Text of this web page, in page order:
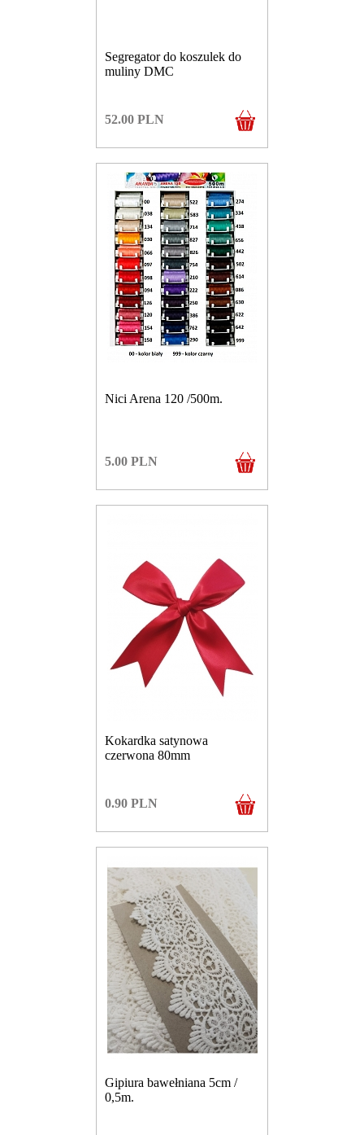
Segregator do koszulek do
muliny DMC
52.00 PLN
Nici Arena 120 /500m.
5.00 PLN
Kokardka satynowa
czerwona 80mm
0.90 PLN
Gipiura bawełniana 5cm /
0,5m.